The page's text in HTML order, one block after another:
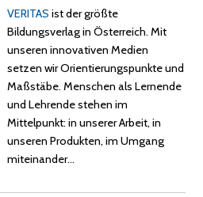
VERITAS ist der größte
Bildungsverlag in Österreich. Mit
unseren innovativen Medien
setzen wir Orientierungspunkte und
Maßstäbe. Menschen als Lernende
und Lehrende stehen im
Mittelpunkt: in unserer Arbeit, in
unseren Produkten, im Umgang
miteinander…